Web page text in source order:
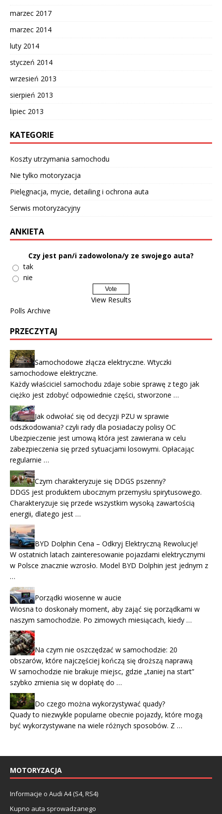
marzec 2017
marzec 2014
luty 2014
styczeń 2014
wrzesień 2013
sierpień 2013
lipiec 2013
KATEGORIE
Koszty utrzymania samochodu
Nie tylko motoryzacja
Pielęgnacja, mycie, detailing i ochrona auta
Serwis motoryzacyjny
ANKIETA
Czy jest pan/i zadowolona/y ze swojego auta?
tak
nie
View Results
Polls Archive
PRZECZYTAJ
Samochodowe złącza elektryczne. Wtyczki
samochodowe elektryczne.
Każdy właściciel samochodu zdaje sobie sprawę z tego jak
ciężko jest zdobyć odpowiednie części, stworzone …
Jak odwołać się od decyzji PZU w sprawie
odszkodowania? czyli rady dla posiadaczy polisy OC
Ubezpieczenie jest umową która jest zawierana w celu
zabezpieczenia się przed sytuacjami losowymi. Opłacając
regularnie …
Czym charakteryzuje się DDGS pszenny?
DDGS jest produktem ubocznym przemysłu spirytusowego.
Charakteryzuje się przede wszystkim wysoką zawartością
energii, dlatego jest …
BYD Dolphin Cena – Odkryj Elektryczną Rewolucję!
W ostatnich latach zainteresowanie pojazdami elektrycznymi
w Polsce znacznie wzrosło. Model BYD Dolphin jest jednym z
…
Porządki wiosenne w aucie
Wiosna to doskonały moment, aby zająć się porządkami w
naszym samochodzie. Po zimowych miesiącach, kiedy …
Na czym nie oszczędzać w samochodzie: 20
obszarów, które najczęściej kończą się droższą naprawą
W samochodzie nie brakuje miejsc, gdzie „taniej na start”
szybko zmienia się w dopłatę do …
Do czego można wykorzystywać quady?
Quady to niezwykle popularne obecnie pojazdy, które mogą
być wykorzystywane na wiele różnych sposobów. Z …
MOTORYZACJA
Informacje o Audi A4 (S4, RS4)
Kupno auta sprowadzanego